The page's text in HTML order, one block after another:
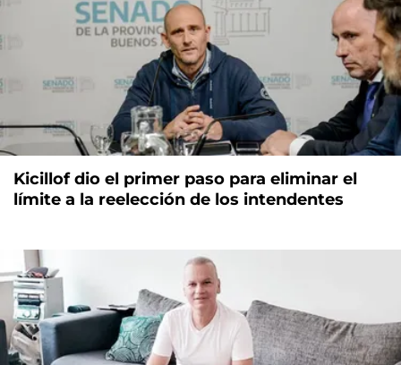
Kicillof dio el primer paso para eliminar el
límite a la reelección de los intendentes